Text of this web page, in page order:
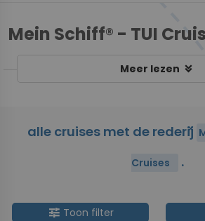
Mein Schiff® - TUI
Meer lezen keyboard_double_arrow_down
alle cruises met de rederij
Cruises
close
.
tune Toon filter